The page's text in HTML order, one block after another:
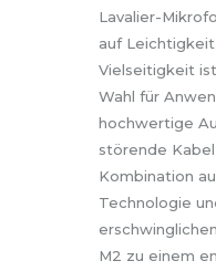
Lavalier-
auf
Vielseitigkeit
Wahl für
hochwertige
störende
Kombination
Technologie
M2 zu einem